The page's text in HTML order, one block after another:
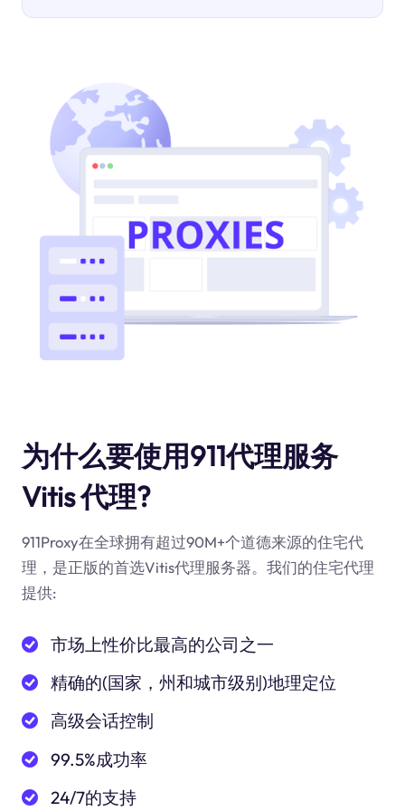
为什么要使用911代理服务
Vitis 代理?
911Proxy在全球拥有超过90M+个道德来源的住宅代
理，是正版的首选Vitis代理服务器。我们的住宅代理
提供:
市场上性价比最高的公司之一
精确的(国家，州和城市级别)地理定位
高级会话控制
99.5%成功率
24/7的支持